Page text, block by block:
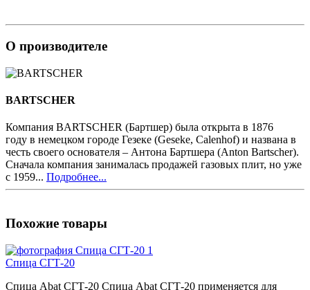
О производителе
BARTSCHER
Компания BARTSCHER (Бартшер) была открыта в 1876
году в немецком городе Гезеке (Geseke, Calenhof) и названа в
честь своего основателя – Антона Бартшера (Anton Bartscher).
Сначала компания занималась продажей газовых плит, но уже
с 1959... Подробнее...
Похожие товары
Спица СГТ-20
Спица Abat СГТ-20 Спица Abat СГТ-20 применяется для